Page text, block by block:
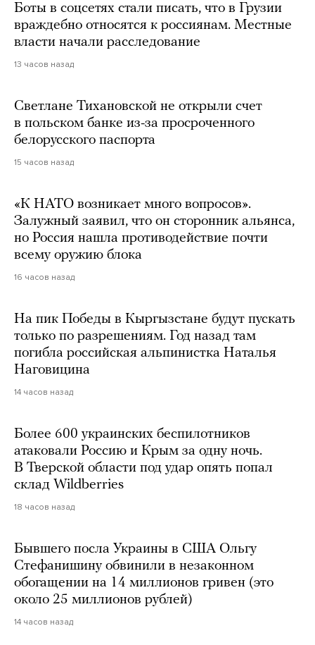
Боты в соцсетях стали писать, что в Грузии
враждебно относятся к россиянам. Местные
власти начали расследование
13 часов назад
Светлане Тихановской не открыли счет
в польском банке из-за просроченного
белорусского паспорта
15 часов назад
«К НАТО возникает много вопросов».
Залужный заявил, что он сторонник альянса,
но Россия нашла противодействие почти
всему оружию блока
16 часов назад
На пик Победы в Кыргызстане будут пускать
только по разрешениям. Год назад там
погибла российская альпинистка Наталья
Наговицина
14 часов назад
Более 600 украинских беспилотников
атаковали Россию и Крым за одну ночь.
В Тверской области под удар опять попал
склад Wildberries
18 часов назад
Бывшего посла Украины в США Ольгу
Стефанишину обвинили в незаконном
обогащении на 14 миллионов гривен (это
около 25 миллионов рублей)
14 часов назад